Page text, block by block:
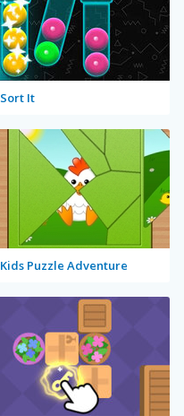
Sort It
Kids Puzzle Adventure